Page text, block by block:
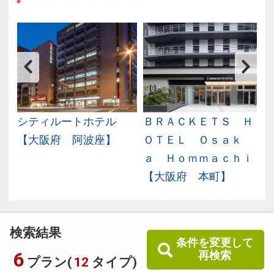
検索結果
6 プラン( 12 タイプ)
条件を変更して
再検索
シティルートホテル
【大阪府 阿波座】
ＢＲＡＣＫＥＴＳ Ｈ
ＯＴＥＬ Ｏｓａｋ
ａ Ｈｏｍｍａｃｈｉ
【大阪府 本町】